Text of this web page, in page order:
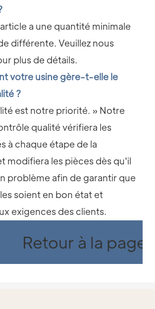
a une quantité minimale
différente. Veuillez nous
plus de détails.
votre usine gère-t-elle le
?
est notre priorité. » Notre
qualité vérifiera les
à chaque étape de la
modifiera les pièces dès qu'il
problème afin de garantir que
soient en bon état et
exigences des clients.
Retour à la page